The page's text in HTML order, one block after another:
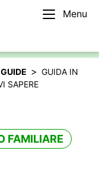
Menu
GUIDE > GUIDA IN
SAPERE
FAMILIARE